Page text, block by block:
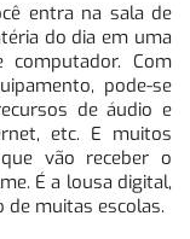
entra na sala de
do dia em uma
Com
pode-se
de áudio e
etc. E muitos
vão receber o
É a lousa digital,
de muitas escolas.